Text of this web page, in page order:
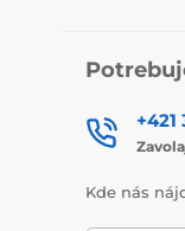
+421
Kde nás